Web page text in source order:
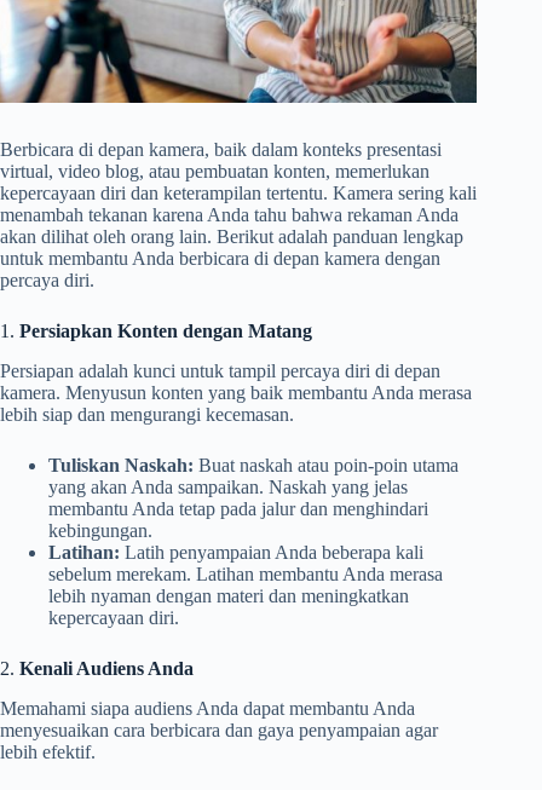
Berbicara di depan kamera, baik dalam konteks presentasi
virtual, video blog, atau pembuatan konten, memerlukan
kepercayaan diri dan keterampilan tertentu. Kamera sering kali
menambah tekanan karena Anda tahu bahwa rekaman Anda
akan dilihat oleh orang lain. Berikut adalah panduan lengkap
untuk membantu Anda berbicara di depan kamera dengan
percaya diri.
1. Persiapkan Konten dengan Matang
Persiapan adalah kunci untuk tampil percaya diri di depan
kamera. Menyusun konten yang baik membantu Anda merasa
lebih siap dan mengurangi kecemasan.
Tuliskan Naskah: Buat naskah atau poin-poin utama
yang akan Anda sampaikan. Naskah yang jelas
membantu Anda tetap pada jalur dan menghindari
kebingungan.
Latihan: Latih penyampaian Anda beberapa kali
sebelum merekam. Latihan membantu Anda merasa
lebih nyaman dengan materi dan meningkatkan
kepercayaan diri.
2. Kenali Audiens Anda
Memahami siapa audiens Anda dapat membantu Anda
menyesuaikan cara berbicara dan gaya penyampaian agar
lebih efektif.